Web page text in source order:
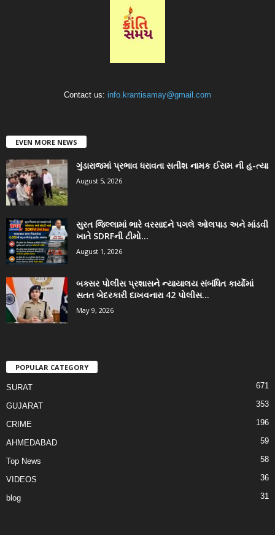
Contact us: info.krantisamay@gmail.com
EVEN MORE NEWS
ગુંડારાજમાં પ્રભાવ ધરાવતા સતીશ નામક ઈસમ ની હ-ત્યા
August 5, 2026
સુરત જિલ્લામાં ભારે વરસાદને પગલે ઓલપાડ અને માંડવી
ખાતે SDRFની ટીમો...
August 1, 2026
બક્સર પોલીસ પ્રશાસને ન્યાયાલય સંબંધિત કાર્યોમાં
સતત બેદરકારી દાખવનારા 42 પોલીસ...
May 9, 2026
POPULAR CATEGORY
SURAT 671
GUJARAT 353
CRIME 196
AHMEDABAD 59
Top News 58
VIDEOS 36
blog 31